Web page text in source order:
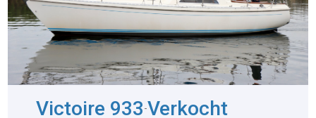
Victoire 933-Verkocht